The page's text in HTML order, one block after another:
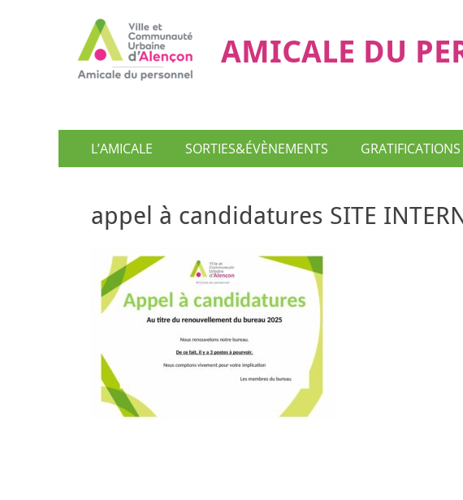
AMICALE DU
Menu
principal
L’AMICALE SORTIES&ÉVÈNEMENTS
appel à candidatures SITE